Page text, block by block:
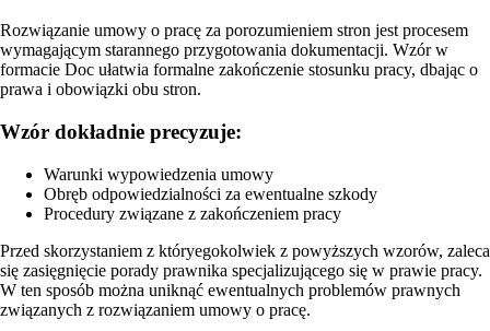
Rozwiązanie umowy o pracę za porozumieniem stron jest procesem
wymagającym starannego przygotowania dokumentacji. Wzór w
formacie Doc ułatwia formalne zakończenie stosunku pracy, dbając o
prawa i obowiązki obu stron.
Wzór dokładnie precyzuje:
Warunki wypowiedzenia umowy
Obręb odpowiedzialności za ewentualne szkody
Procedury związane z zakończeniem pracy
Przed skorzystaniem z któryegokolwiek z powyższych wzorów, zaleca
się zasięgnięcie porady prawnika specjalizującego się w prawie pracy.
W ten sposób można uniknąć ewentualnych problemów prawnych
związanych z rozwiązaniem umowy o pracę.